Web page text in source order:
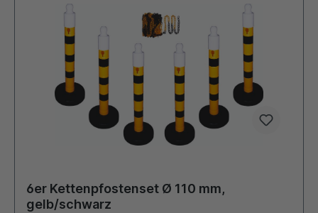
6er Kettenpfostenset Ø 110 mm,
gelb/schwarz